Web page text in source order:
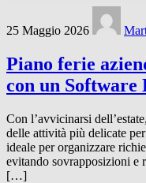
25 Maggio 2026
Piano ferie
con un Software
Con l’avvicinarsi
delle attività più delicate
ideale per organizzare
evitando sovrapposizioni e
[…]